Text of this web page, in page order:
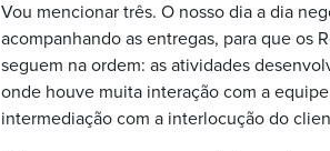
Vou mencionar três. O nosso dia a dia
acompanhando as entregas, para que os
seguem na ordem: as atividades
onde houve muita interação com a
intermediação com a interlocução do